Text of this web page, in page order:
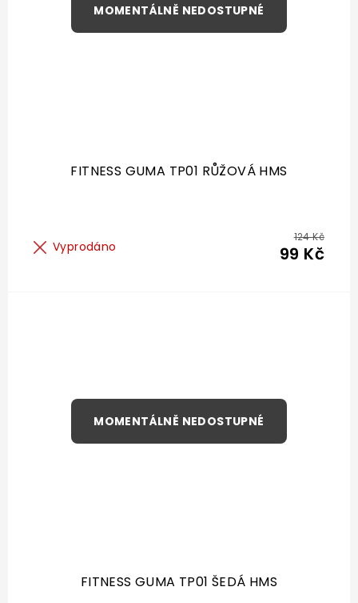
FITNESS GUMA TP01 RŮŽOVÁ HMS
Vyprodáno
124 Kč
99 Kč
FITNESS GUMA TP01 ŠEDÁ HMS